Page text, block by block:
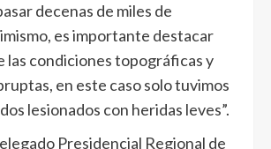
decenas de miles de
es importante destacar
las condiciones topográficas y
en este caso solo tuvimos
lesionados con heridas leves”.
Presidencial Regional de